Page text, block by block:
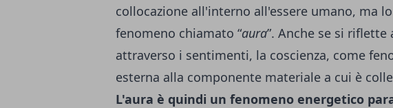
collocazione all'interno all'essere umano, ma lo
fenomeno chiamato “aura”. Anche se si
attraverso i sentimenti, la coscienza, come
esterna alla componente materiale a cui è
L'aura è quindi un fenomeno energetico